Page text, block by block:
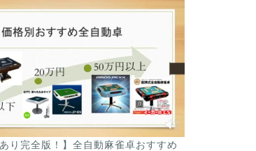
あり完全版！】全自動麻雀卓おすすめ